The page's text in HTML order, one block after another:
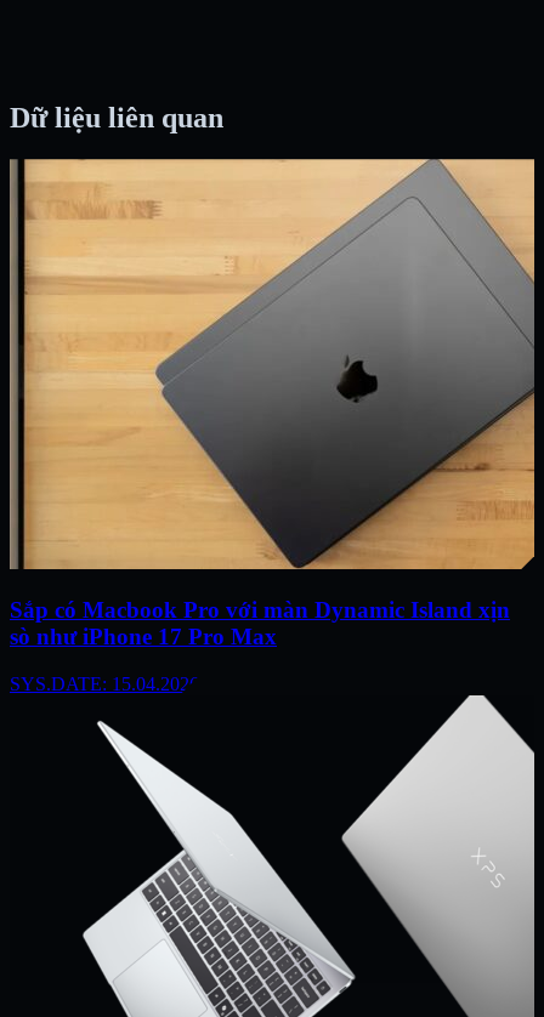
Dữ liệu liên quan
Sắp có Macbook Pro với màn Dynamic Island xịn
sò như iPhone 17 Pro Max
SYS.DATE: 15.04.2026